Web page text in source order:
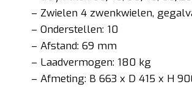
– Zwielen 4 zwenkwielen,
– Onderstellen: 10
– Afstand: 69 mm
– Laadvermogen: 180 kg
– Afmeting: B 663 x D 415 x H